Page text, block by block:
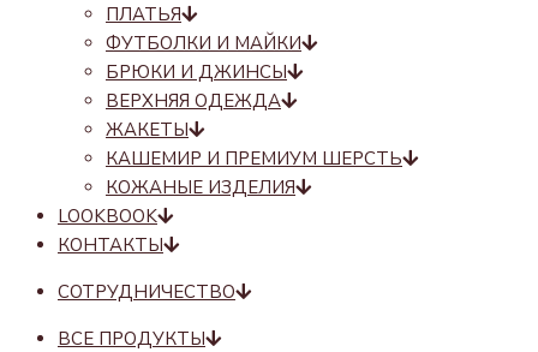
ПЛАТЬЯ
ФУТБОЛКИ И МАЙКИ
БРЮКИ И ДЖИНСЫ
ВЕРХНЯЯ ОДЕЖДА
ЖАКЕТЫ
КАШЕМИР И ПРЕМИУМ ШЕРСТЬ
КОЖАНЫЕ ИЗДЕЛИЯ
LOOKBOOK
КОНТАКТЫ
СОТРУДНИЧЕСТВО
ВСЕ ПРОДУКТЫ